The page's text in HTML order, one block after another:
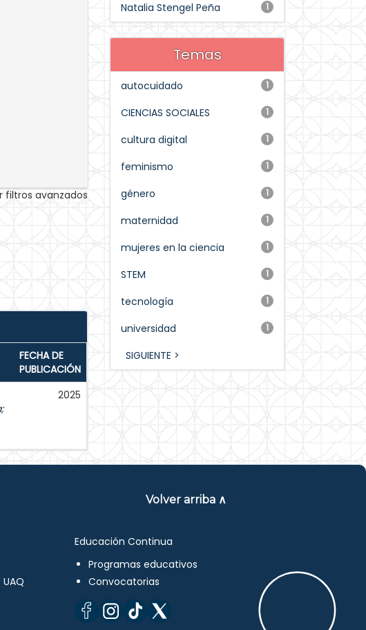
filtros avanzados
FECHA DE
PUBLICACIÓN
;
2025
1
Natalia Stengel Peña
Temas
1
autocuidado
1
CIENCIAS SOCIALES
1
cultura digital
1
feminismo
1
género
1
maternidad
1
mujeres en la ciencia
1
STEM
1
tecnología
1
universidad
SIGUIENTE >
Volver arriba ∧
Educación Continua
Programas educativos
Convocatorias